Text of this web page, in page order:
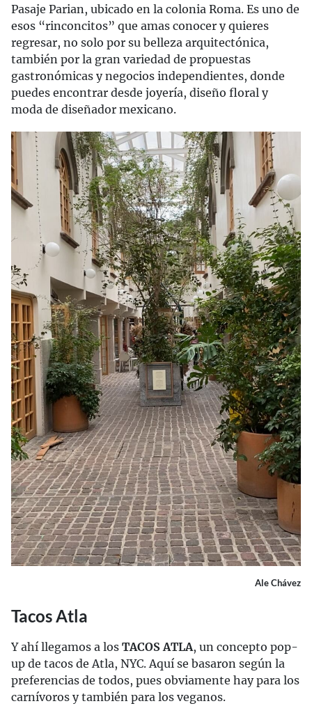
Pasaje Parian, ubicado en la colonia Roma. Es uno de
esos “rinconcitos” que amas conocer y quieres
regresar, no solo por su belleza arquitectónica,
también por la gran variedad de propuestas
gastronómicas y negocios independientes, donde
puedes encontrar desde joyería, diseño floral y
moda de diseñador mexicano.
Ale Chávez
Tacos Atla
Y ahí llegamos a los TACOS ATLA, un concepto pop-
up de tacos de Atla, NYC. Aquí se basaron según la
preferencias de todos, pues obviamente hay para los
carnívoros y también para los veganos.